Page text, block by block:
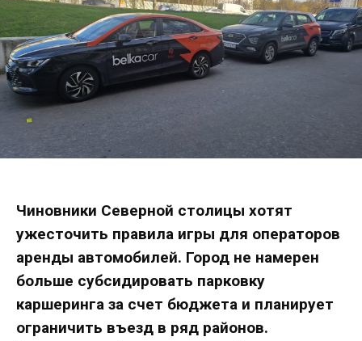
Чиновники Северной столицы хотят
ужесточить правила игры для операторов
аренды автомобилей. Город не намерен
больше субсидировать парковку
каршеринга за счет бюджета и планирует
ограничить въезд в ряд районов.